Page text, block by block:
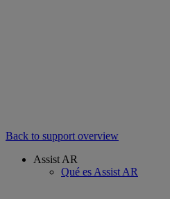
Back to support overview
Assist AR
Qué es Assist AR